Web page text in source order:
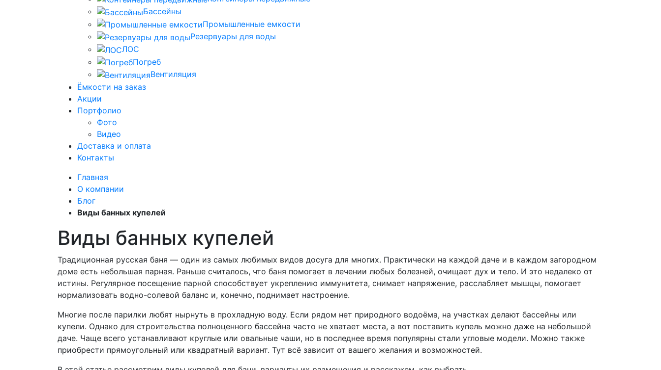
Бассейны
Промышленные емкости
Резервуары для воды
ЛОС
Погреб
Вентиляция
Ёмкости на заказ
Акции
Портфолио
Фото
Видео
Доставка и оплата
Контакты
Главная
О компании
Блог
Виды банных купелей
Виды банных купелей
Традиционная русская баня — один из самых любимых видов досуга для многих. Практически на каждой даче и в каждом загородном
доме есть небольшая парная. Раньше считалось, что баня помогает в лечении любых болезней, очищает дух и тело. И это недалеко от
истины. Регулярное посещение парной способствует укреплению иммунитета, снимает напряжение, расслабляет мышцы, помогает
нормализовать водно-солевой баланс и, конечно, поднимает настроение.
Многие после парилки любят нырнуть в прохладную воду. Если рядом нет природного водоёма, на участках делают бассейны или
купели. Однако для строительства полноценного бассейна часто не хватает места, а вот поставить купель можно даже на небольшой
даче. Чаще всего устанавливают круглые или овальные чаши, но в последнее время популярны стали угловые модели. Можно также
приобрести прямоугольный или квадратный вариант. Тут всё зависит от вашего желания и возможностей.